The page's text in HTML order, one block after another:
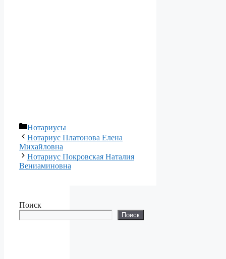
Рубрики
Нотариусы
Нотариус Платонова Елена
Михайловна
Нотариус Покровская Наталия
Вениаминовна
Поиск
Поиск